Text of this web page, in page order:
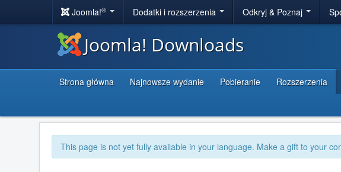
Joomla!® Dodatki i rozszerzenia Odkryj & Poznaj
Joomla! Downloads
Strona główna Najnowsze wydanie Pobieranie Rozszerzenia
This page is not yet fully available in your language. Make a gift to your